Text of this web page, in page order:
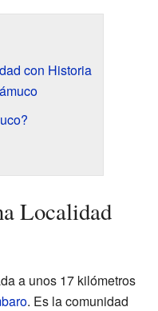
con Historia
Localidad
a unos 17 kilómetros
. Es la comunidad